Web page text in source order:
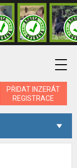
PŘIDAT INZERÁT
REGISTRACE